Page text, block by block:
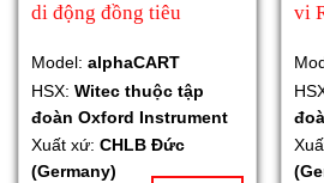
di động đồng tiêu
Model: alphaCART
HSX: Witec thuộc tập
đoàn Oxford Instrument
Xuất xứ: CHLB Đức
(Germany)
vi